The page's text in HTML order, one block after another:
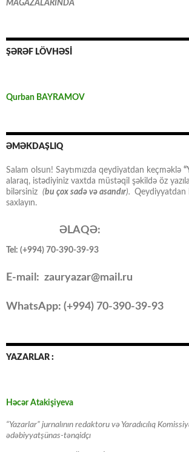
MAĞAZALARINDA
ŞƏRƏF LÖVHƏSİ
Qurban BAYRAMOV
ƏMƏKDAŞLIQ
Salam olsun! Saytımızda qeydiyatdan keçməklə
alaraq, istədiyiniz vaxtda müstəqil şəkildə öz
bilərsiniz (bu çox sadə və asandır). Qeydiyyatdan
saxlayın.
ƏLAQƏ:
Tel: (+994) 70-390-39-93
E-mail: zauryazar@mail.ru
WhatsApp: (+994) 70-390-39-93
YAZARLAR :
Həcər Atakişiyeva
“Yazarlar” jurnalının redaktoru və Yaradıcılıq
ədəbiyyatşünas-tənqidçı